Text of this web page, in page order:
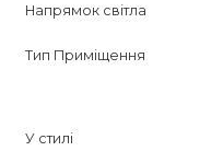
відрізняється якістю і
пошкодуєте про свій
Напрямок світла
Тип Приміщення
У стилі